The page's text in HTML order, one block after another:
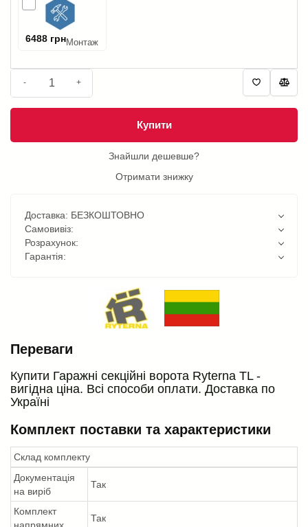
Монтаж
6488 грн
- +
Купити
Знайшли дешевше?
Отримати знижку
Доставка: БЕЗКОШТОВНО
Самовивіз:
Розрахунок:
Гарантія:
Переваги
Купити Гаражні секційні ворота Ryterna TL -
вигідна ціна. Всі способи оплати. Доставка по
Україні
Комплект поставки та характеристики
Склад комплекту
Документація
на виріб
Так
Комплект
Так